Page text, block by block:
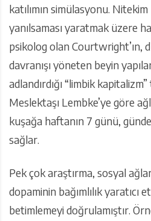
katılımın simülasyonu.
yanılsaması yaratmak üzere
psikolog olan Courtwright’ın,
davranışı yöneten beyin
adlandırdığı “limbik
Meslektaşı Lembke’ye göre
kuşağa haftanın 7 günü,
sağlar.
Pek çok araştırma, sosyal
dopaminin bağımlılık yaratıcı
betimlemeyi doğrulamıştır.